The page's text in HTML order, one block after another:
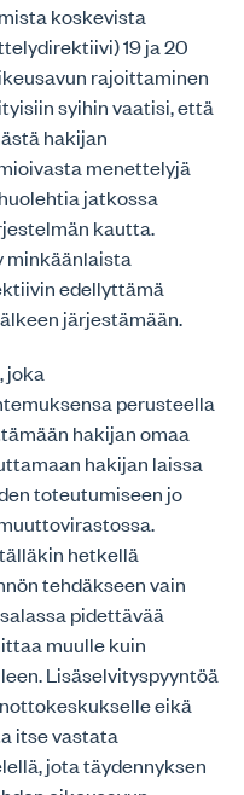
koskevista
19 ja 20
rajoittaminen
syihin vaatisi, että
hakijan
menettelyjä
jatkossa
kautta.
minkäänlaista
edellyttämä
järjestämään.
joka
perusteella
hakijan omaa
hakijan laissa
toteutumiseen jo
hetkellä
tehdäkseen vain
pidettävää
muulle kuin
Lisäselvityspyyntöä
eikä
itse vastata
jota täydennyksen